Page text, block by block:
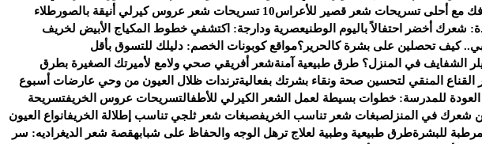
مع أحلى تسريحات شعر قصير للأعراس10 تسريحات شعر عروس كيرلي أنيقة بالصور
طلاء
شعرك أخضر احتفالاً باليوم الوطنيعصرية ودارجة: اكتشفي خطوط المكياج الأبيض لخريف
كيف تحصلين على بشرة كالحرير؟مواقع كوبونات الخصم: دليلك للتسوق بأقل
الشفايف في المنزل؟ طرق طبيعية آمنةشعر أفريقي صحي ولامع لأميرتك الصغيرة بطرق
القناع المنقي لتحسين صحة ونقاء بشرتك بفعاليةترندات ظلال العيون من وحي عارضات أسبوع
العودة للمدرسة: خطوات بسيطة لعمل الشعر الكيرلي للأطفالتسريحات عروس الخريفتسريحة
شعرك في المنزلصبغات شعر تناسب الخريفصبغات شعر ثلجي تناسب إطلالة الخريفانواع العيون
للبشرةطرق طبيعية وطبية لعلاج ترهل الوجه والحفاظ على شبابهقصة شعر الديغراديه: سر